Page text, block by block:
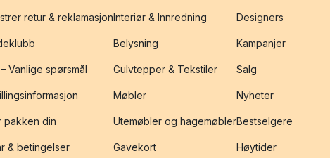
retur & reklamasjon
Vanlige spørsmål
pakken din
& betingelser
Interiør & Innredning
Belysning
Gulvtepper & Tekstiler
Møbler
Utemøbler og hagemøbler
Gavekort
Designers
Kampanjer
Salg
Nyheter
Bestselgere
Høytider